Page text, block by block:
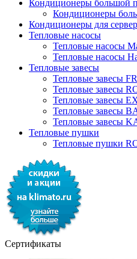
Кондиционеры большой
Кондиционеры
Кондиционеры для
Тепловые насосы
Тепловые насосы
Тепловые насосы
Тепловые завесы
Тепловые завесы
Тепловые завесы
Тепловые завесы
Тепловые завесы
Тепловые завесы
Тепловые пушки
Тепловые пушки
Сертификаты